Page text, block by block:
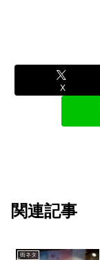
X
関連記事
街ネタ